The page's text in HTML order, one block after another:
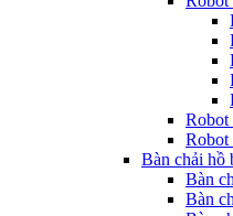
Robot
Robot
Bàn chải hồ
Bàn
Bàn